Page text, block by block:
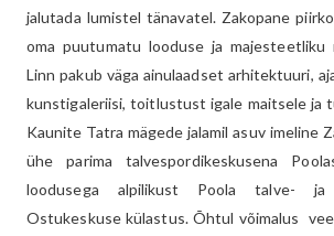
jalutada lumistel tänavatel. Zakopane
oma puutumatu looduse ja majesteetliku
Linn pakub väga ainulaadset arhitektuuri,
kunstigaleriisi, toitlustust igale maitsele ja
Kaunite Tatra mägede jalamil asuv imeline
ühe parima talvespordikeskusena
loodusega alpilikust Poola talve- ja
Ostukeskuse külastus. Õhtul võimalus